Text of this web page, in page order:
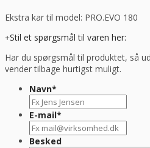
antal
Ekstra kar til model: PRO.EVO 180
Stil et spørgsmål til varen her:
Har du spørgsmål til produktet, så
vender tilbage hurtigst muligt.
Navn*
E-mail*
Besked